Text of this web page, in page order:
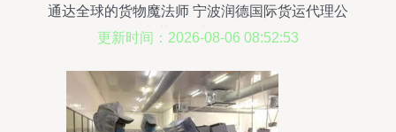
通达全球的货物魔法师 宁波润德国际货运代理公
司，为世界传递每一份托付
更新时间：2026-08-06 08:52:53